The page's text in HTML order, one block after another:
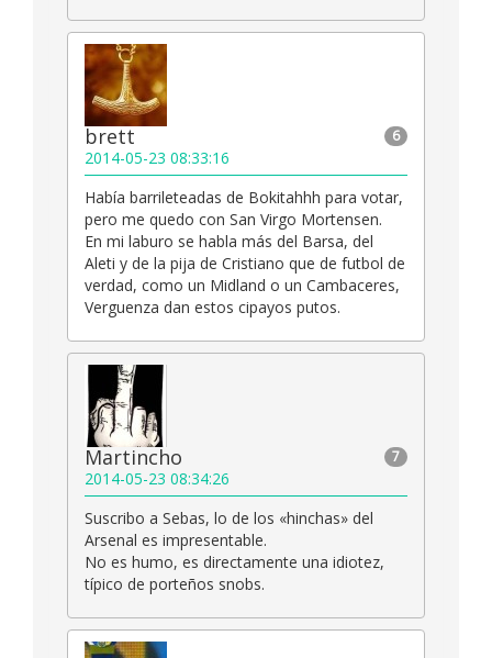
6
brett
2014-05-23 08:33:16
Había barrileteadas de Bokitahhh para votar,
pero me quedo con San Virgo Mortensen.
En mi laburo se habla más del Barsa, del
Aleti y de la pija de Cristiano que de futbol de
verdad, como un Midland o un Cambaceres,
Verguenza dan estos cipayos putos.
7
Martincho
2014-05-23 08:34:26
Suscribo a Sebas, lo de los «hinchas» del
Arsenal es impresentable.
No es humo, es directamente una idiotez,
típico de porteños snobs.